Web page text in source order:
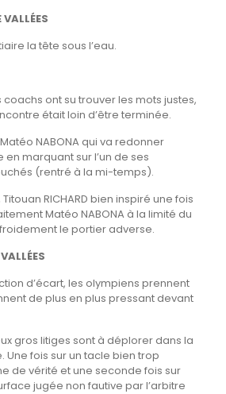
la tête sous l’eau.
ont su trouver les mots justes,
était loin d’être terminée.
NABONA qui va redonner
marquant sur l’un de ses
(rentré à la mi-temps).
RICHARD bien inspiré une fois
Matéo NABONA à la limité du
le portier adverse.
d’écart, les olympiens prennent
de plus en plus pressant devant
gros litiges sont à déplorer dans la
Une fois sur un tacle bien trop
de vérité et une seconde fois sur
jugée non fautive par l’arbitre